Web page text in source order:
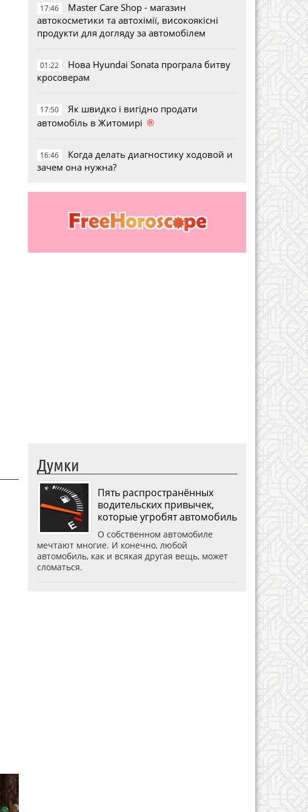
17:46
Master Care Shop - магазин
автокосметики та автохімії, високоякісні
продукти для догляду за автомобілем
01:22
Нова Hyundai Sonata програла битву
кросоверам
17:50
Як швидко і вигідно продати
автомобіль в Житомирі ®
16:46
Когда делать диагностику ходовой и
зачем она нужна?
Думки
Пять распространённых
водительских привычек,
которые угробят автомобиль
О собственном автомобиле
мечтают многие. И конечно, любой
автомобиль, как и всякая другая вещь, может
сломаться.